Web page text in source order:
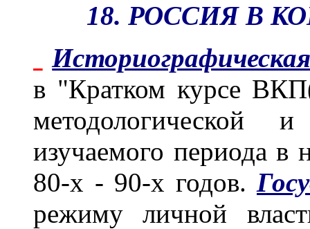
18. РОССИЯ В
в "Кратком курсе
методологической
изучаемого периода в
80-х - 90-х годов.
режиму личной